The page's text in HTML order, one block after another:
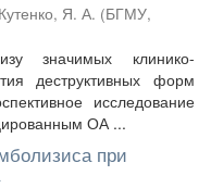
Кутенко, Я. А. (БГМУ,
значимых клинико-
деструктивных форм
исследование
ОА ...
при